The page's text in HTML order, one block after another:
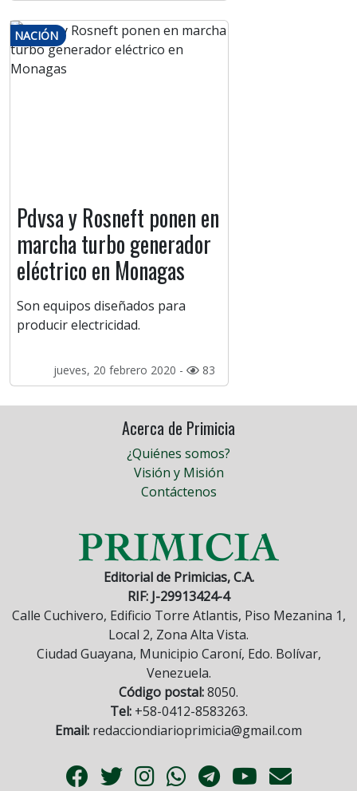
NACIÓN
Pdvsa y Rosneft ponen en
marcha turbo generador
eléctrico en Monagas
Son equipos diseñados para
producir electricidad.
jueves, 20 febrero 2020 - 83
Acerca de Primicia
¿Quiénes somos?
Visión y Misión
Contáctenos
Editorial de Primicias, C.A.
RIF: J-29913424-4
Calle Cuchivero, Edificio Torre Atlantis, Piso Mezanina 1,
Local 2, Zona Alta Vista.
Ciudad Guayana, Municipio Caroní, Edo. Bolívar,
Venezuela.
Código postal:8050.
Tel:+58-0412-8583263.
Email: redacciondiarioprimicia@gmail.com